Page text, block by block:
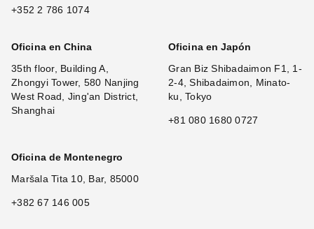
+352 2 786 1074
Oficina en China
35th floor, Building A,
Zhongyi Tower, 580 Nanjing
West Road, Jing'an District,
Shanghai
Oficina en Japón
Gran Biz Shibadaimon F1, 1-
2-4, Shibadaimon, Minato-
ku, Tokyo
+81 080 1680 0727
Oficina de Montenegro
Maršala Tita 10, Bar, 85000
+382 67 146 005